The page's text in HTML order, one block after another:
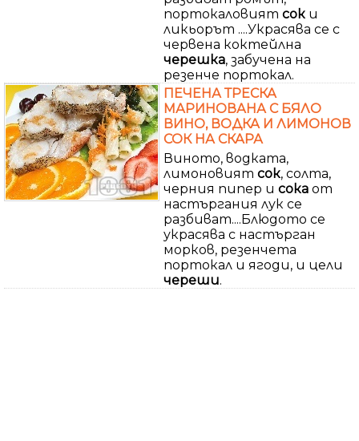
портокаловият сок и
ликьорът ....Украсява се с
червена коктейлна
черешка, забучена на
резенче портокал.
ПЕЧЕНА ТРЕСКА
МАРИНОВАНА С БЯЛО
ВИНО, ВОДКА И ЛИМОНОВ
СОК НА СКАРА
Виното, водката,
лимоновият сок, солта,
черния пипер и сока от
настъргания лук се
разбиват....Блюдото се
украсява с настърган
морков, резенчета
портокал и ягоди, и цели
череши.